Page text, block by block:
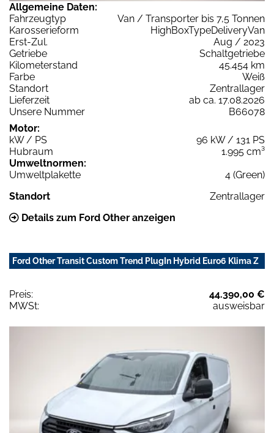
Allgemeine Daten:
Fahrzeugtyp
Van / Transporter bis 7,5 Tonnen
Karosserieform
HighBoxTypeDeliveryVan
Erst-Zul.
Aug / 2023
Getriebe
Schaltgetriebe
Kilometerstand
45.454 km
Farbe
Weiß
Standort
Zentrallager
Lieferzeit
ab ca. 17.08.2026
Unsere Nummer
B66078
Motor:
kW / PS
96 kW / 131 PS
Hubraum
1.995 cm³
Umweltnormen:
Umweltplakette
4 (Green)
Standort
Zentrallager
Details zum Ford Other anzeigen
Ford Other Transit Custom Trend PlugIn Hybrid Euro6 Klima Z
Preis:
44.390,00 €
MWSt:
ausweisbar